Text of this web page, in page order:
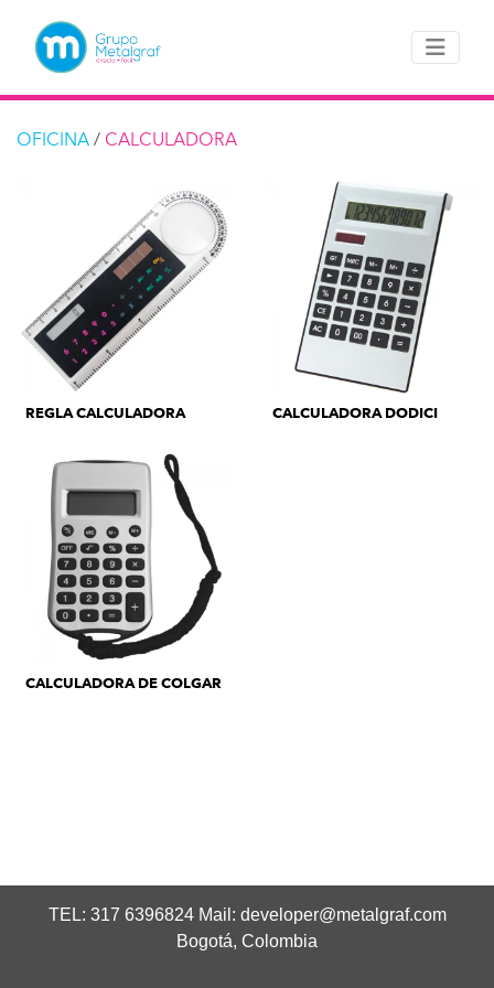
OFICINA / CALCULADORA
REGLA CALCULADORA CALCULADORA DODICI
CALCULADORA DE COLGAR
TEL: 317 6396824 Mail: developer@metalgraf.com
Bogotá, Colombia